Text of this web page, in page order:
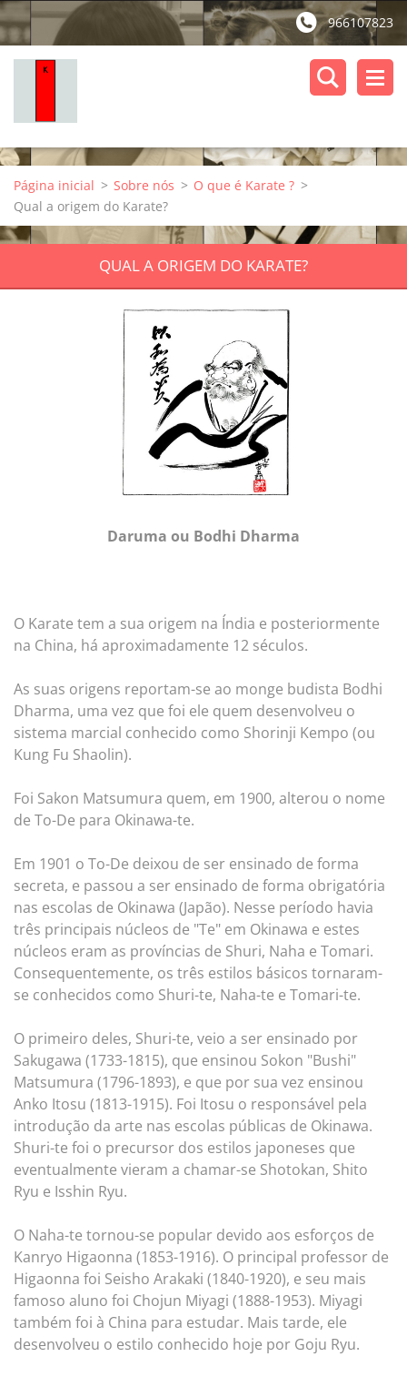
966107823
Página inicial > Sobre nós > O que é Karate ? >
Qual a origem do Karate?
QUAL A ORIGEM DO KARATE?
Daruma ou Bodhi Dharma
O Karate tem a sua origem na Índia e posteriormente
na China, há aproximadamente 12 séculos.
As suas origens reportam-se ao monge budista Bodhi
Dharma, uma vez que foi ele quem desenvolveu o
sistema marcial conhecido como Shorinji Kempo (ou
Kung Fu Shaolin).
Foi Sakon Matsumura quem, em 1900, alterou o nome
de To-De para Okinawa-te.
Em 1901 o To-De deixou de ser ensinado de forma
secreta, e passou a ser ensinado de forma obrigatória
nas escolas de Okinawa (Japão). Nesse período havia
três principais núcleos de "Te" em Okinawa e estes
núcleos eram as províncias de Shuri, Naha e Tomari.
Consequentemente, os três estilos básicos tornaram-
se conhecidos como Shuri-te, Naha-te e Tomari-te.
O primeiro deles, Shuri-te, veio a ser ensinado por
Sakugawa (1733-1815), que ensinou Sokon "Bushi"
Matsumura (1796-1893), e que por sua vez ensinou
Anko Itosu (1813-1915). Foi Itosu o responsável pela
introdução da arte nas escolas públicas de Okinawa.
Shuri-te foi o precursor dos estilos japoneses que
eventualmente vieram a chamar-se Shotokan, Shito
Ryu e Isshin Ryu.
O Naha-te tornou-se popular devido aos esforços de
Kanryo Higaonna (1853-1916). O principal professor de
Higaonna foi Seisho Arakaki (1840-1920), e seu mais
famoso aluno foi Chojun Miyagi (1888-1953). Miyagi
também foi à China para estudar. Mais tarde, ele
desenvolveu o estilo conhecido hoje por Goju Ryu.